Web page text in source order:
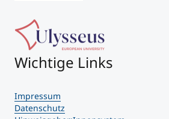
Wichtige Links
Impressum
Datenschutz